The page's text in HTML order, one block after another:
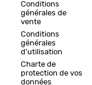
Conditions
générales de
vente
Conditions
générales
d'utilisation
Charte de
protection de vos
données